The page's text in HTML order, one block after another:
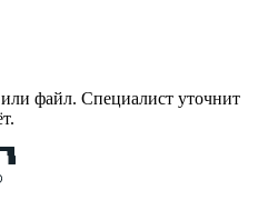
файл. Специалист уточнит